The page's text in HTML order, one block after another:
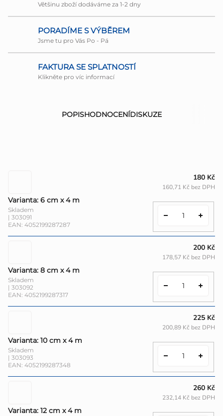
Většinu zboží dodáváme za 1-2 dny
PORADÍME S VÝBĚREM
Jsme tu pro Vás Po - Pá
FAKTURA SE SPLATNOSTÍ
Klikněte pro víc informací
POPISHODNOCENÍDISKUZE
Varianta: 6 cm x 4 m
Skladem
| 303091
EAN: 4052199287287
180 Kč
160,71 Kč bez DPH
Varianta: 8 cm x 4 m
Skladem
| 303092
EAN: 4052199287317
200 Kč
178,57 Kč bez DPH
Varianta: 10 cm x 4 m
Skladem
| 303093
EAN: 4052199287348
225 Kč
200,89 Kč bez DPH
Varianta: 12 cm x 4 m
260 Kč
232,14 Kč bez DPH